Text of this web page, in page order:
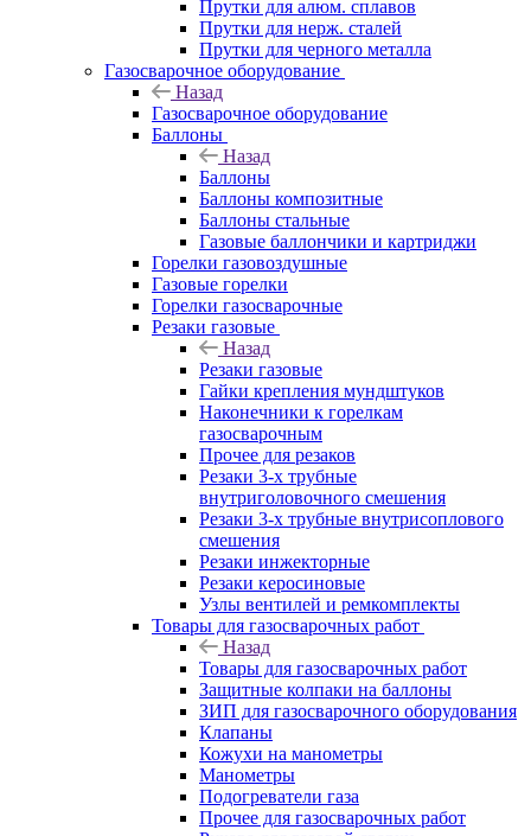
Прутки для алюм. сплавов
Прутки для нерж. сталей
Прутки для черного металла
Газосварочное оборудование
Назад
Газосварочное оборудование
Баллоны
Назад
Баллоны
Баллоны композитные
Баллоны стальные
Газовые баллончики и картриджи
Горелки газовоздушные
Газовые горелки
Горелки газосварочные
Резаки газовые
Назад
Резаки газовые
Гайки крепления мундштуков
Наконечники к горелкам
газосварочным
Прочее для резаков
Резаки 3-х трубные
внутриголовочного смешения
Резаки 3-х трубные внутрисоплового
смешения
Резаки инжекторные
Резаки керосиновые
Узлы вентилей и ремкомплекты
Товары для газосварочных работ
Назад
Товары для газосварочных работ
Защитные колпаки на баллоны
ЗИП для газосварочного оборудования
Клапаны
Кожухи на манометры
Манометры
Подогреватели газа
Прочее для газосварочных работ